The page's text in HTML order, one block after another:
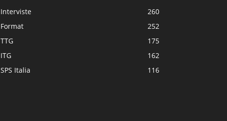
Interviste
260
Format
252
TTG
175
ITG
162
SPS Italia
116